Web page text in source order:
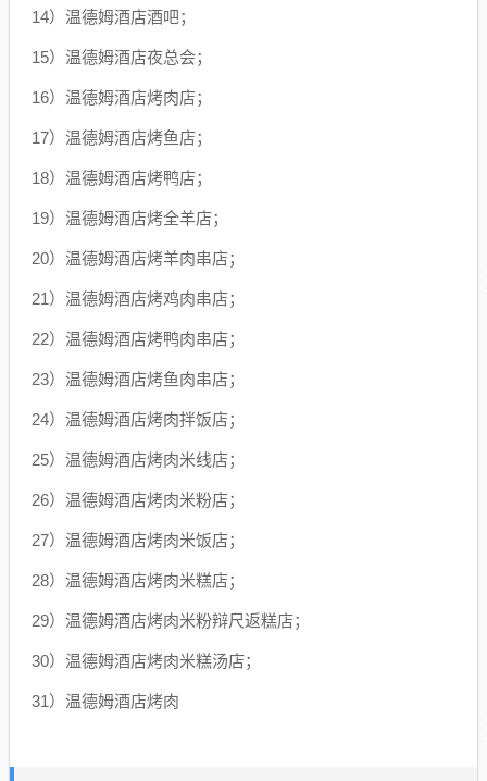
14）温德姆酒店酒吧；
15）温德姆酒店夜总会；
16）温德姆酒店烤肉店；
17）温德姆酒店烤鱼店；
18）温德姆酒店烤鸭店；
19）温德姆酒店烤全羊店；
20）温德姆酒店烤羊肉串店；
21）温德姆酒店烤鸡肉串店；
22）温德姆酒店烤鸭肉串店；
23）温德姆酒店烤鱼肉串店；
24）温德姆酒店烤肉拌饭店；
25）温德姆酒店烤肉米线店；
26）温德姆酒店烤肉米粉店；
27）温德姆酒店烤肉米饭店；
28）温德姆酒店烤肉米糕店；
29）温德姆酒店烤肉米粉辩尺返糕店；
30）温德姆酒店烤肉米糕汤店；
31）温德姆酒店烤肉